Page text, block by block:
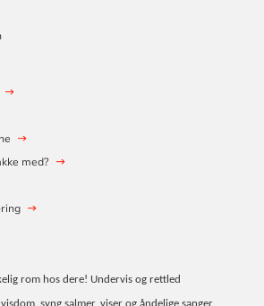
med?
rom hos dere! Undervis og rettled